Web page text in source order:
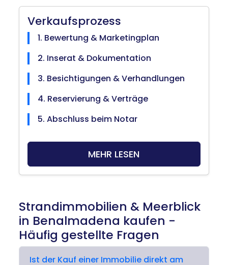
Verkaufsprozess
1. Bewertung & Marketingplan
2. Inserat & Dokumentation
3. Besichtigungen & Verhandlungen
4. Reservierung & Verträge
5. Abschluss beim Notar
MEHR LESEN
Strandimmobilien & Meerblick
in Benalmadena kaufen -
Häufig gestellte Fragen
Ist der Kauf einer Immobilie direkt am